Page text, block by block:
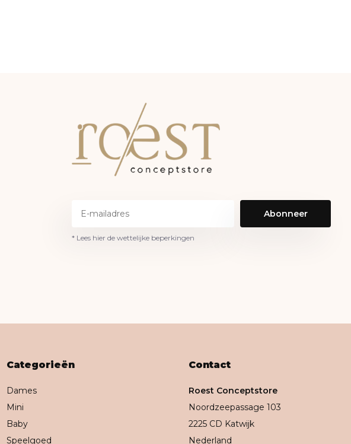
Abonneer
* Lees hier de wettelijke beperkingen
Categorieën
Dames
Mini
Baby
Speelgoed
Contact
Roest Conceptstore
Noordzeepassage 103
2225 CD Katwijk
Nederland